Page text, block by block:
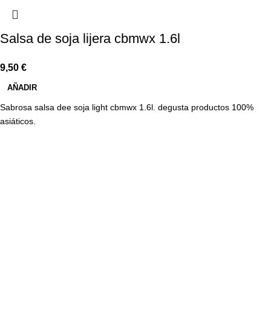
Salsa de soja lijera cbmwx 1.6l
9,50 €
AÑADIR
Sabrosa salsa dee soja light cbmwx 1.6l. degusta productos 100%
asiáticos.